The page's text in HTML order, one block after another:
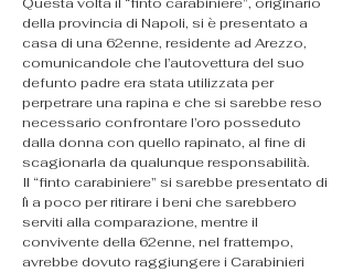
della provincia di Napoli, si è presentato a
casa di una 62enne, residente ad Arezzo,
comunicandole che l’autovettura del suo
defunto padre era stata utilizzata per
perpetrare una rapina e che si sarebbe reso
necessario confrontare l’oro posseduto
dalla donna con quello rapinato, al fine di
scagionarla da qualunque responsabilità.
Il “finto carabiniere” si sarebbe presentato di
lì a poco per ritirare i beni che sarebbero
serviti alla comparazione, mentre il
convivente della 62enne, nel frattempo,
avrebbe dovuto raggiungere i Carabinieri